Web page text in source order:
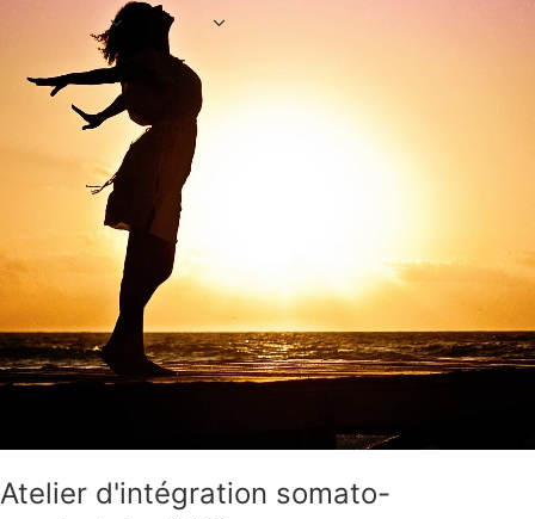
Atelier d'intégration somato-